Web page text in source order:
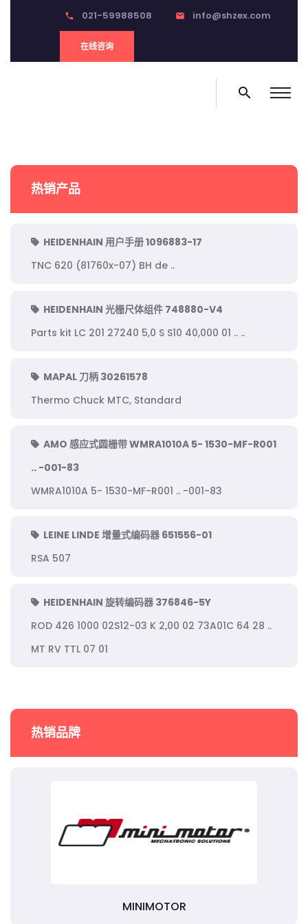
phone 021-59988508 email info@shzex.com
在线咨询
search
热销产品
HEIDENHAIN 用户手册 1096883-17
TNC 620 (81760x-07) BH de ..
HEIDENHAIN 光栅尺体组件 748880-V4
Parts kit LC 201 27240 5,0 S S10 40,000 01 .. ..
MAPAL 刀柄 30261578
Thermo Chuck MTC, Standard
AMO 感应式圆栅带 WMRA1010A 5- 1530-MF-R001
.. -001-83
WMRA1010A 5- 1530-MF-R001 .. -001-83
LEINE LINDE 增量式编码器 651556-01
RSA 507
HEIDENHAIN 旋转编码器 376846-5Y
ROD 426 1000 02S12-03 K 2,00 02 73A01C 64 28 ..
MT RV TTL 07 01
热销品牌
MINIMOTOR